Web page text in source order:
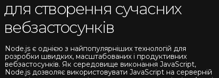
для створення сучасних
вебзастосунків
Node.js є однією з найпопулярніших технологій для
розробки швидких, масштабованих і продуктивних
вебзастосунків. Як середовище виконання JavaScript,
Node.js дозволяє використовувати JavaScript на серверній